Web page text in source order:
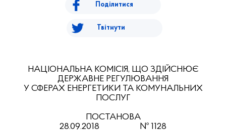
Поділитися
Твітнути
НАЦІОНАЛЬНА КОМІСІЯ, ЩО ЗДІЙСНЮЄ
ДЕРЖАВНЕ РЕГУЛЮВАННЯ
У СФЕРАХ ЕНЕРГЕТИКИ ТА КОМУНАЛЬНИХ
ПОСЛУГ
ПОСТАНОВА
28.09.2018
№ 1128